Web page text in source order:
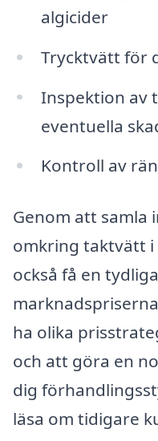
algicider
Trycktvätt för
Inspektion av
eventuella
Kontroll av
Genom att samla
omkring taktvätt i
också få en
ha olika
och att göra en
dig
läsa om tidigare